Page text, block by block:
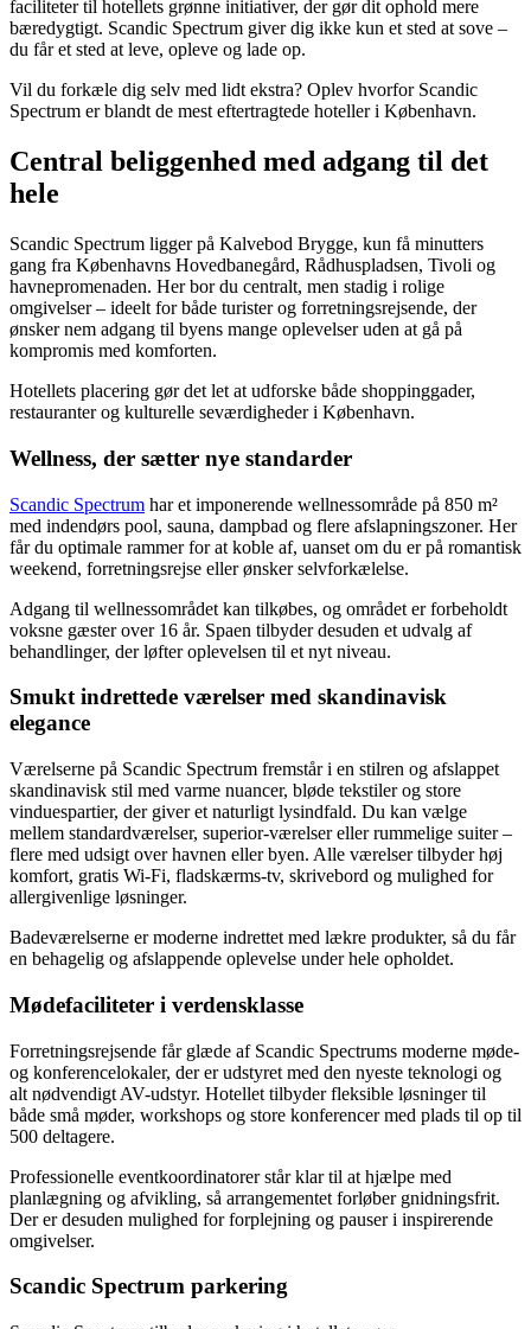
faciliteter til hotellets grønne initiativer, der gør dit ophold mere
bæredygtigt. Scandic Spectrum giver dig ikke kun et sted at sove –
du får et sted at leve, opleve og lade op.
Vil du forkæle dig selv med lidt ekstra? Oplev hvorfor Scandic
Spectrum er blandt de mest eftertragtede hoteller i København.
Central beliggenhed med adgang til det
hele
Scandic Spectrum ligger på Kalvebod Brygge, kun få minutters
gang fra Københavns Hovedbanegård, Rådhuspladsen, Tivoli og
havnepromenaden. Her bor du centralt, men stadig i rolige
omgivelser – ideelt for både turister og forretningsrejsende, der
ønsker nem adgang til byens mange oplevelser uden at gå på
kompromis med komforten.
Hotellets placering gør det let at udforske både shoppinggader,
restauranter og kulturelle seværdigheder i København.
Wellness, der sætter nye standarder
Scandic Spectrum har et imponerende wellnessområde på 850 m²
med indendørs pool, sauna, dampbad og flere afslapningszoner. Her
får du optimale rammer for at koble af, uanset om du er på romantisk
weekend, forretningsrejse eller ønsker selvforkælelse.
Adgang til wellnessområdet kan tilkøbes, og området er forbeholdt
voksne gæster over 16 år. Spaen tilbyder desuden et udvalg af
behandlinger, der løfter oplevelsen til et nyt niveau.
Smukt indrettede værelser med skandinavisk
elegance
Værelserne på Scandic Spectrum fremstår i en stilren og afslappet
skandinavisk stil med varme nuancer, bløde tekstiler og store
vinduespartier, der giver et naturligt lysindfald. Du kan vælge
mellem standardværelser, superior-værelser eller rummelige suiter –
flere med udsigt over havnen eller byen. Alle værelser tilbyder høj
komfort, gratis Wi-Fi, fladskærms-tv, skrivebord og mulighed for
allergivenlige løsninger.
Badeværelserne er moderne indrettet med lækre produkter, så du får
en behagelig og afslappende oplevelse under hele opholdet.
Mødefaciliteter i verdensklasse
Forretningsrejsende får glæde af Scandic Spectrums moderne møde-
og konferencelokaler, der er udstyret med den nyeste teknologi og
alt nødvendigt AV-udstyr. Hotellet tilbyder fleksible løsninger til
både små møder, workshops og store konferencer med plads til op til
500 deltagere.
Professionelle eventkoordinatorer står klar til at hjælpe med
planlægning og afvikling, så arrangementet forløber gnidningsfrit.
Der er desuden mulighed for forplejning og pauser i inspirerende
omgivelser.
Scandic Spectrum parkering